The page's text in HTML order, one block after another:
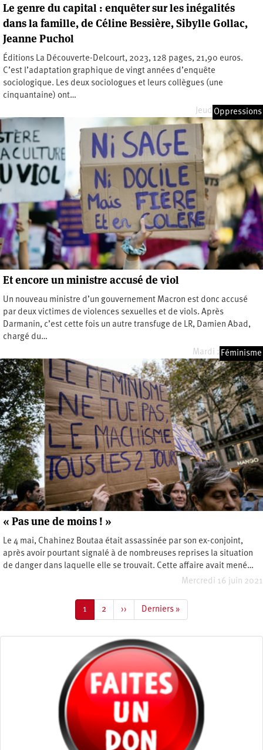
Le genre du capital : enquêter sur les inégalités
dans la famille, de Céline Bessière, Sibylle Gollac,
Jeanne Puchol
Éditions La Découverte-Delcourt, 2023, 128 pages, 21,90 euros.
C’est l’adaptation graphique de vingt années d’enquête
sociologique. Les deux sociologues et leurs collègues (une
cinquantaine) ont…
Jeudi 18 mai 2023
Oppressions
Et encore un ministre accusé de viol
Un nouveau ministre d’un gouvernement Macron est donc accusé
par deux victimes de violences sexuelles et de viols. Après
Darmanin, c’est cette fois un autre transfuge de LR, Damien Abad,
chargé du…
Mardi 24 mai 2022
Féminisme
« Pas une de moins ! »
Le 4 mai, Chahinez Boutaa était assassinée par son ex-conjoint,
après avoir pourtant signalé à de nombreuses reprises la situation
de danger dans laquelle elle se trouvait. Cette affaire avait mené…
Mercredi 16 juin 2021
Page
courante
1 Page
2
Page
suivante
››
Dernière
page
Derniers »